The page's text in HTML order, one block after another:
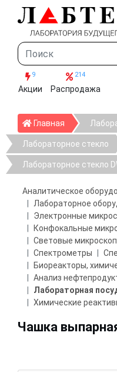
9
Акции
214
Распродажа
Главная Главная
Лабораторное стекло
Лабораторное стекло
Аналитическое
Лабораторное
Электронные
Конфокальные
Световые
Спектрометры
Биореакторы,
Анализ
Лабораторная
Химические
Чашка